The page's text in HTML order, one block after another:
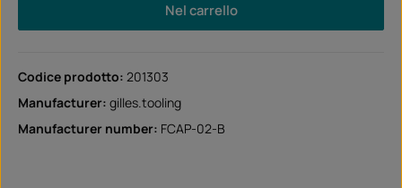
Nel carrello
Codice prodotto: 201303
Manufacturer: gilles.tooling
Manufacturer number: FCAP-02-B